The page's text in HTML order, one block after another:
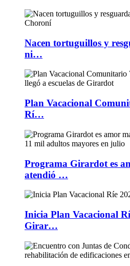
Nacen tortuguillos y
ni…
Plan Vacacional
Rí…
Programa Girardot es
atendió …
Inicia Plan Vacacional
Girar…